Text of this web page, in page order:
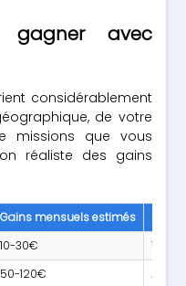
gagner avec
considérablement
de votre
missions que vous
réaliste des gains
Gains mensuels estimés
Type
10-30€
50-120€